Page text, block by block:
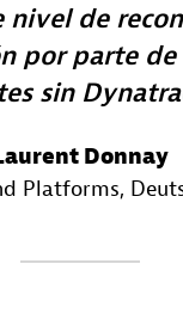
nivel de
por parte de
sin
Donnay
Platforms,